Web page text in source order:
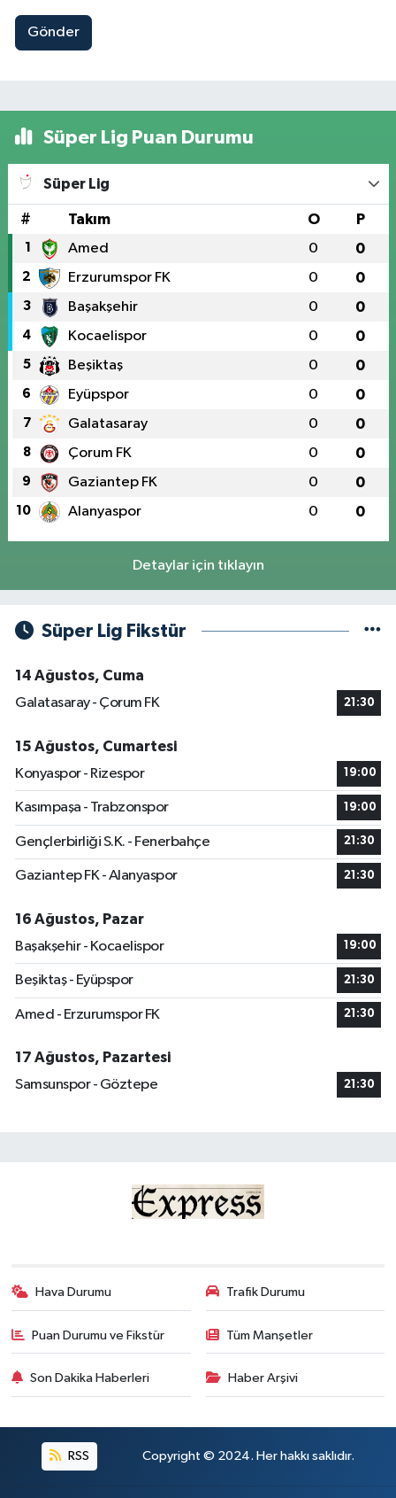
Gönder
Süper Lig Puan Durumu
Süper Lig
# Takım O P
1 Amed 0 0
2 Erzurumspor FK 0 0
3 Başakşehir 0 0
4 Kocaelispor 0 0
5 Beşiktaş 0 0
6 Eyüpspor 0 0
7 Galatasaray 0 0
8 Çorum FK 0 0
9 Gaziantep FK 0 0
10 Alanyaspor 0 0
Detaylar için tıklayın
Süper Lig Fikstür
14 Ağustos, Cuma
Galatasaray - Çorum FK
21:30
15 Ağustos, Cumartesi
Konyaspor - Rizespor
19:00
Kasımpaşa - Trabzonspor 19:00
Gençlerbirliği S.K. - Fenerbahçe 21:30
Gaziantep FK - Alanyaspor 21:30
16 Ağustos, Pazar
Başakşehir - Kocaelispor
19:00
Beşiktaş - Eyüpspor 21:30
Amed - Erzurumspor FK 21:30
17 Ağustos, Pazartesi
Samsunspor - Göztepe
21:30
Hava Durumu Trafik Durumu
Puan Durumu ve Fikstür Tüm Manşetler
Son Dakika Haberleri Haber Arşivi
RSS Copyright © 2024. Her hakkı saklıdır.